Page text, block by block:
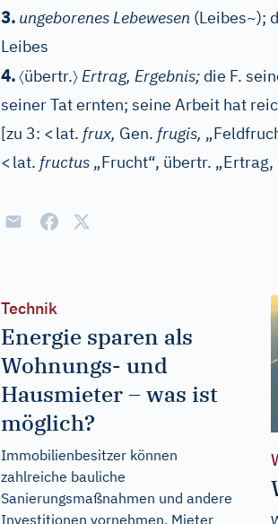
3. ungeborenes Lebewesen (Leibes~);
Leibes
4.〈übertr.〉Ertrag, Ergebnis; die F.
seiner Tat ernten; seine Arbeit hat
[zu 3: <lat. frux, Gen. frugis,
<lat. fructus „Frucht“, übertr. „Ertrag,
Technik
Energie sparen als
Wohnungs- und
Hausmieter – was ist
möglich?
Immobilienbesitzer können
zahlreiche bauliche
Sanierungsmaßnahmen und andere
Investitionen vornehmen, Mieter